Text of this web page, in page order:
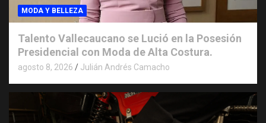
MODA Y BELLEZA
Talento Vallecaucano se Lució en la Posesión
Presidencial con Moda de Alta Costura.
agosto 8, 2026 Julián Andrés Camacho